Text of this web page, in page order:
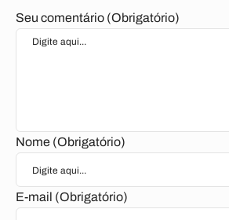
Seu comentário (Obrigatório)
Nome (Obrigatório)
E-mail (Obrigatório)